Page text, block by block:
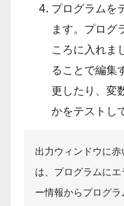
プログラムを
ます。プログ
ころに入れま
ることで編集
更したり、変
かをテストし
出力ウィンドウに
は、プログラムに
ー情報からプログ